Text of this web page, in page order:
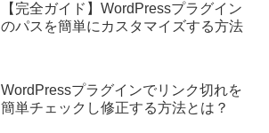
【完全ガイド】WordPressプラグイン
のパスを簡単にカスタマイズする方法
WordPressプラグインでリンク切れを
簡単チェックし修正する方法とは？